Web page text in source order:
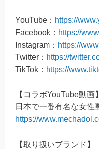
YouTube： https://
Facebook： https://
Instagram： https://
Twitter： https://
TikTok： https://
【コラボYouTube動画】
日本で一番有名な女性
https://
【取り扱いブランド】